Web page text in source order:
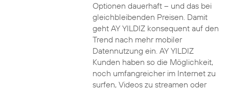
Optionen dauerhaft – und das bei
gleichbleibenden Preisen. Damit
geht AY YILDIZ konsequent auf den
Trend nach mehr mobiler
Datennutzung ein. AY YILDIZ
Kunden haben so die Möglichkeit,
noch umfangreicher im Internet zu
surfen, Videos zu streamen oder